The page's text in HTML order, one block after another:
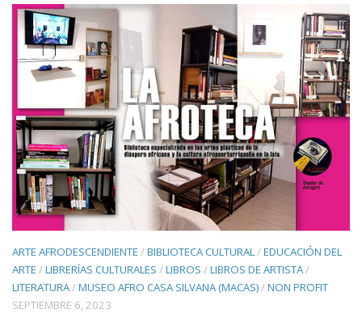
ARTE AFRODESCENDIENTE /BIBLIOTECA CULTURAL/EDUCACIÓN DEL
ARTE /LIBRERÍAS CULTURALES /LIBROS /LIBROS DE ARTISTA/
LITERATURA/MUSEO AFRO CASA SILVANA (MACAS)/NON PROFIT
SEPTIEMBRE 6, 2023